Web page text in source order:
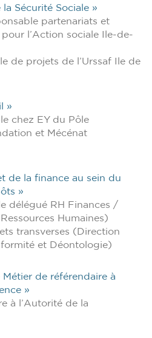
Sécurité Sociale »
partenariats et
l’Action sociale Ile-de-
de projets de l’Urssaf Ile de
»
chez EY du Pôle
et Mécénat
de la finance au sein du
»
délégué RH Finances /
Humaines)
transverses (Direction
et Déontologie)
Métier de référendaire à
»
à l’Autorité de la